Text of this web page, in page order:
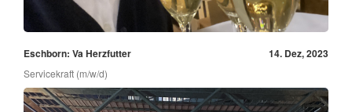
Eschborn: Va Herzfutter 14. Dez, 2023
Servicekraft (m/w/d)